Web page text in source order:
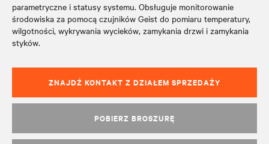
parametryczne i statusy systemu. Obsługuje monitorowanie
środowiska za pomocą czujników Geist do pomiaru temperatury,
wilgotności, wykrywania wycieków, zamykania drzwi i zamykania
styków.
ZNAJDŹ KONTAKT Z DZIAŁEM SPRZEDAŻY
POBIERZ BROSZURĘ